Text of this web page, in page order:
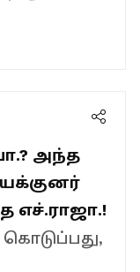
அந்த
எச்.ராஜா.!